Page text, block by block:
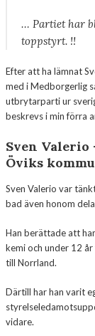
… Partiet har
toppstyrt. !!
Efter att ha lämnat
med i Medborgerlig
utbrytarparti ur
beskrevs i min förra
Sven
Öviks
Sven Valerio var
bad även honom
Han berättade att
kemi och under 12
till Norrland.
Därtill har han varit
vidare.